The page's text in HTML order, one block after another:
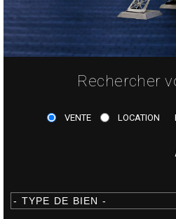
Rechercher
VENTE LOCATION